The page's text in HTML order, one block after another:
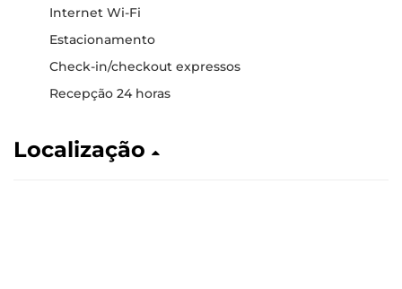
Internet Wi-Fi
Estacionamento
Check-in/checkout expressos
Recepção 24 horas
Localização